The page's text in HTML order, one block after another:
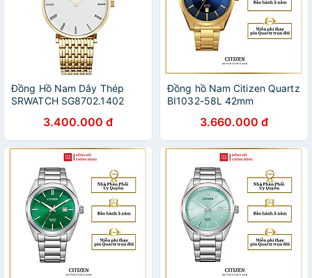
Đồng Hồ Nam Dây Thép
SRWATCH SG8702.1402
3.400.000 đ
Đồng hồ Nam Citizen Quartz
BI1032-58L 42mm
3.660.000 đ